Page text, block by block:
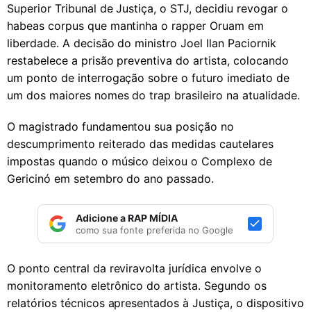
Superior Tribunal de Justiça, o STJ, decidiu revogar o
habeas corpus que mantinha o rapper Oruam em
liberdade. A decisão do ministro Joel Ilan Paciornik
restabelece a prisão preventiva do artista, colocando
um ponto de interrogação sobre o futuro imediato de
um dos maiores nomes do trap brasileiro na atualidade.
O magistrado fundamentou sua posição no
descumprimento reiterado das medidas cautelares
impostas quando o músico deixou o Complexo de
Gericinó em setembro do ano passado.
Adicione a RAP MÍDIA
como sua fonte preferida no Google
O ponto central da reviravolta jurídica envolve o
monitoramento eletrônico do artista. Segundo os
relatórios técnicos apresentados à Justiça, o dispositivo